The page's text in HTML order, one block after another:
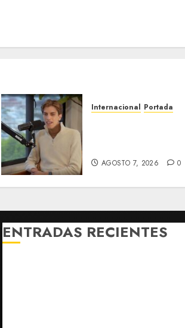
Internacional Portada
AGOSTO 7, 2026 0
ENTRADAS RECIENTES